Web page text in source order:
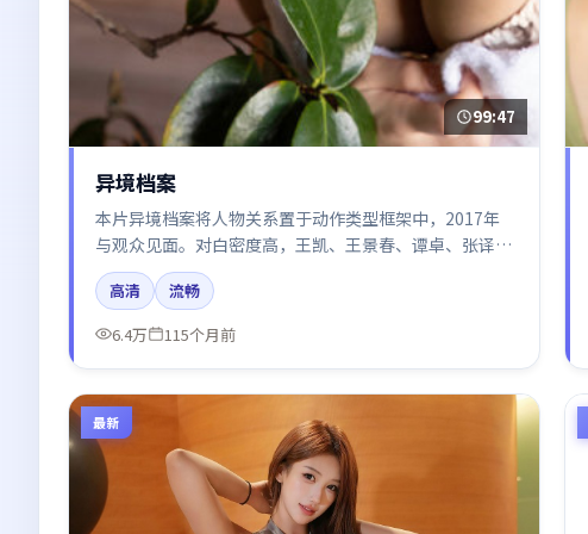
99:47
异境档案
本片异境档案将人物关系置于动作类型框架中，2017年
与观众见面。对白密度高，王凯、王景春、谭卓、张译的
台词节奏值得关注；整体气质偏法国都市与冷色调摄影。
高清
流畅
6.4万
115个月前
最新